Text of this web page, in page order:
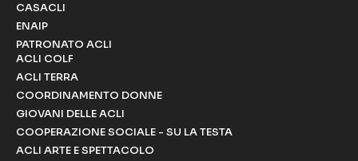
CASACLI
ENAIP
PATRONATO ACLI
ACLI COLF
ACLI TERRA
COORDINAMENTO DONNE
GIOVANI DELLE ACLI
COOPERAZIONE SOCIALE - SU LA TESTA
ACLI ARTE E SPETTACOLO